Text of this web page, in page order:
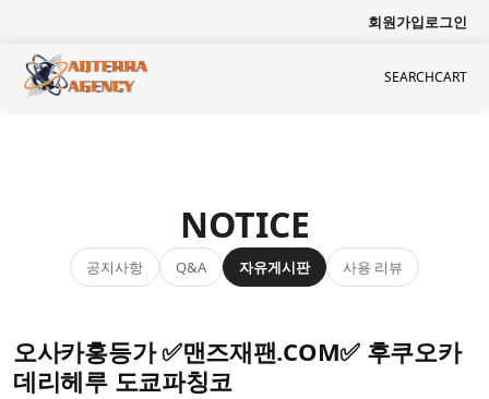
회원가입로그인
SEARCHCART
NOTICE
공지사항 Q&A 자유게시판 사용 리뷰
오사카홍등가 ✅맨즈재팬.COM✅ 후쿠오카
데리헤루 도쿄파칭코